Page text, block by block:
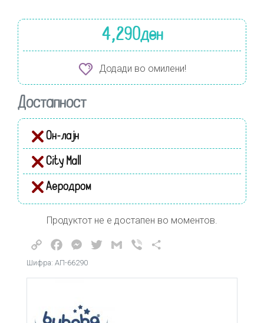
4,290ден
Додади во омилени!
Достапност
Он-лајн
City Mall
Аеродром
Продуктот не е достапен во моментов.
Copy
Link
FacebookMessenger
TwitterGmail Viber
Шифра: АП-66290